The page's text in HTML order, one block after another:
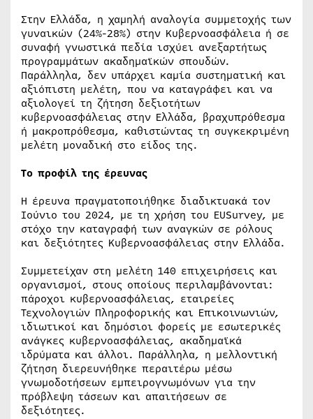
Στην Ελλάδα, η χαμηλή αναλογία συμμετοχής των
γυναικών (24%-28%) στην Κυβερνοασφάλεια ή σε
συναφή γνωστικά πεδία ισχύει ανεξαρτήτως
προγραμμάτων ακαδημαϊκών σπουδών.
Παράλληλα, δεν υπάρχει καμία συστηματική και
αξιόπιστη μελέτη, που να καταγράφει και να
αξιολογεί τη ζήτηση δεξιοτήτων
κυβερνοασφάλειας στην Ελλάδα, βραχυπρόθεσμα
ή μακροπρόθεσμα, καθιστώντας τη συγκεκριμένη
μελέτη μοναδική στο είδος της.
To προφίλ της έρευνας
Η έρευνα πραγματοποιήθηκε διαδικτυακά τον
Ιούνιο του 2024, με τη χρήση του EUSurvey, με
στόχο την καταγραφή των αναγκών σε ρόλους
και δεξιότητες Κυβερνοασφάλειας στην Ελλάδα.
Συμμετείχαν στη μελέτη 140 επιχειρήσεις και
οργανισμοί, στους οποίους περιλαμβάνονται:
πάροχοι κυβερνοασφάλειας, εταιρείες
Τεχνολογιών Πληροφορικής και Επικοινωνιών,
ιδιωτικοί και δημόσιοι φορείς με εσωτερικές
ανάγκες κυβερνοασφάλειας, ακαδημαϊκά
ιδρύματα και άλλοι. Παράλληλα, η μελλοντική
ζήτηση διερευνήθηκε περαιτέρω μέσω
γνωμοδοτήσεων εμπειρογνωμόνων για την
πρόβλεψη τάσεων και απαιτήσεων σε
δεξιότητες.